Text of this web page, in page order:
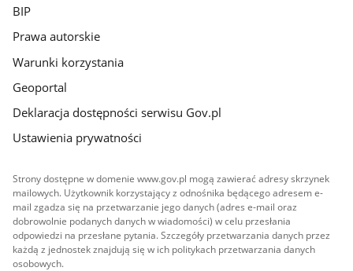
BIP
Prawa autorskie
Warunki korzystania
Geoportal
Deklaracja dostępności serwisu Gov.pl
Ustawienia prywatności
Strony dostępne w domenie www.gov.pl mogą zawierać adresy skrzynek
mailowych. Użytkownik korzystający z odnośnika będącego adresem e-
mail zgadza się na przetwarzanie jego danych (adres e-mail oraz
dobrowolnie podanych danych w wiadomości) w celu przesłania
odpowiedzi na przesłane pytania. Szczegóły przetwarzania danych przez
każdą z jednostek znajdują się w ich politykach przetwarzania danych
osobowych.